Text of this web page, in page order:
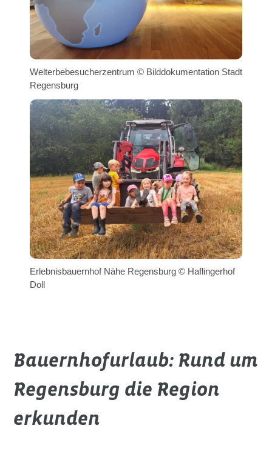
Welterbebesucherzentrum © Bilddokumentation Stadt
Regensburg
Erlebnisbauernhof Nähe Regensburg © Haflingerhof
Doll
Bauernhofurlaub: Rund um
Regensburg die Region
erkunden